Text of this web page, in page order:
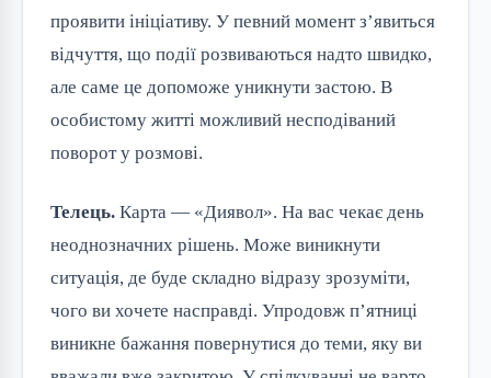
проявити ініціативу. У певний момент з’явиться
відчуття, що події розвиваються надто швидко,
але саме це допоможе уникнути застою. В
особистому житті можливий несподіваний
поворот у розмові.
Телець. Карта — «Диявол». На вас чекає день
неоднозначних рішень. Може виникнути
ситуація, де буде складно відразу зрозуміти,
чого ви хочете насправді. Упродовж п’ятниці
виникне бажання повернутися до теми, яку ви